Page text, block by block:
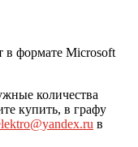
в формате Microsoft
количества
купить, в графу
в